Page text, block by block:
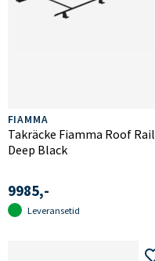
FIAMMA
Takräcke Fiamma Roof Rail
Deep Black
9985,-
Leveransetid